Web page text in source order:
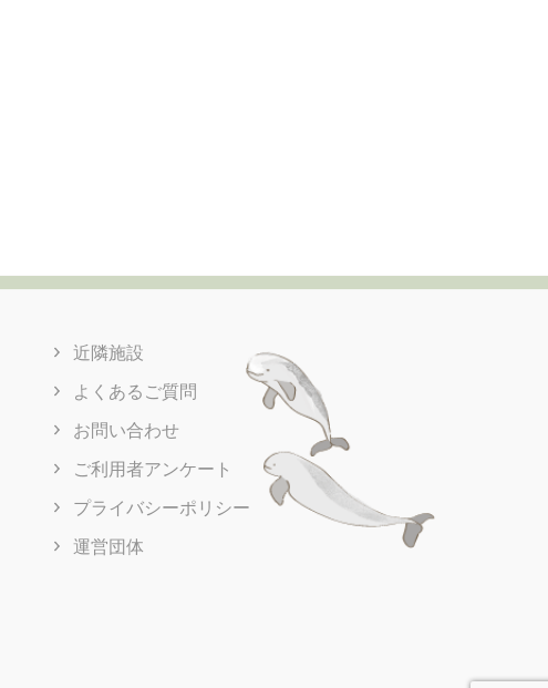
近隣施設
よくあるご質問
お問い合わせ
ご利用者アンケート
プライバシーポリシー
運営団体